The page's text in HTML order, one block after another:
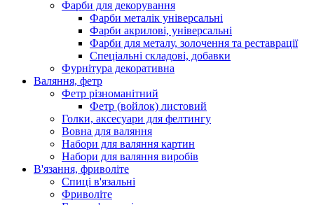
Фарби для декорування
Фарби металік універсальні
Фарби акрилові, універсальні
Фарби для металу, золочення та реставрації
Спеціальні складові, добавки
Фурнітура декоративна
Валяння, фетр
Фетр різноманітний
Фетр (войлок) листовий
Голки, аксесуари для фелтингу
Вовна для валяння
Набори для валяння картин
Набори для валяння виробів
В'язання, фриволіте
Спиці в'язальні
Фриволіте